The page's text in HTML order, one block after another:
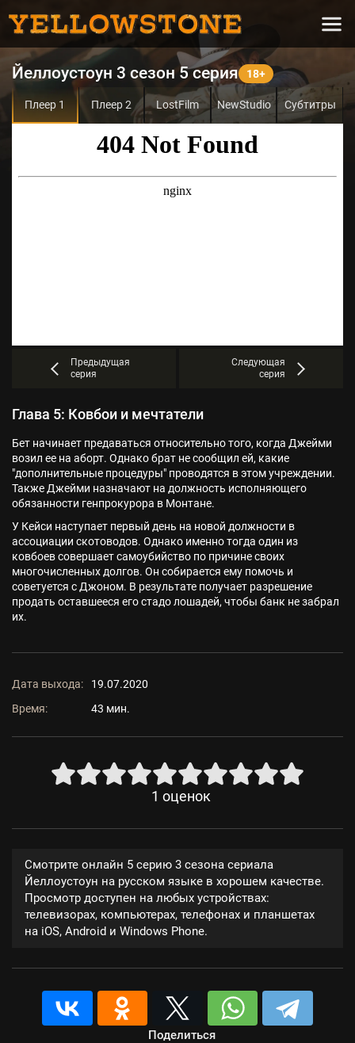
Йеллоустоун 3 сезон 5 серия
Плеер 1 Плеер 2 LostFilm NewStudio Субтитры
Предыдущая
серия
Следующая
серия
Глава 5: Ковбои и мечтатели
Бет начинает предаваться относительно того, когда Джейми
возил ее на аборт. Однако брат не сообщил ей, какие
"дополнительные процедуры" проводятся в этом учреждении.
Также Джейми назначают на должность исполняющего
обязанности генпрокурора в Монтане.
У Кейси наступает первый день на новой должности в
ассоциации скотоводов. Однако именно тогда один из
ковбоев совершает самоубийство по причине своих
многочисленных долгов. Он собирается ему помочь и
советуется с Джоном. В результате получает разрешение
продать оставшееся его стадо лошадей, чтобы банк не забрал
их.
Дата выхода:
19.07.2020
Время:
43 мин.
1 оценок
Смотрите онлайн 5 серию 3 сезона сериала
Йеллоустоун на русском языке в хорошем качестве.
Просмотр доступен на любых устройствах:
телевизорах, компьютерах, телефонах и планшетах
на iOS, Android и Windows Phone.
Поделиться